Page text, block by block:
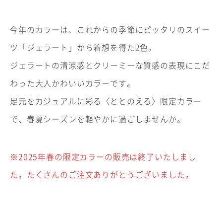
今年のカラーは、これからの季節にピッタリのスイー
ツ「ジェラート」から着想を得た2色。
ジェラートの清涼感とクリーミーな質感の表現にこだ
わった大人かわいいカラーです。
足元をカジュアルに彩る〈ととのえる〉限定カラー
で、春夏シーズンを軽やかに過ごしませんか。
※2025年春の限定カラーの販売は終了いたしまし
た。たくさんのご注文ありがとうございました。